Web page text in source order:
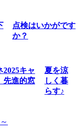
点検はいかがです
か？
夏を涼
しく暮
らす♪